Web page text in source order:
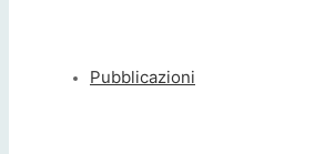
Pubblicazioni